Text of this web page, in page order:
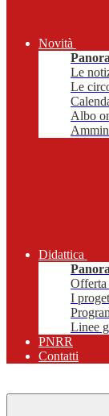
Novità
Le
Le
Albo
Didattica
Offerta
I
Linee
PNRR
Contatti